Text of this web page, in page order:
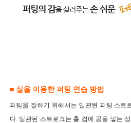
■ 실을 이용한 퍼팅 연습 방법
퍼팅을 잘하기 위해서는 일관된 퍼팅 스트
다 일관된 스트로크는 홀 컵에 공을 넣는